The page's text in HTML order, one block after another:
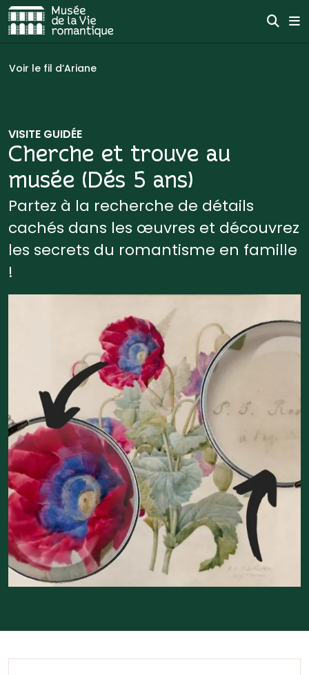
Aller au contenu
Vous êtes ici :
Voir le fil d’Ariane
VISITE GUIDÉE
Cherche et trouve au
musée (Dés 5 ans)
Partez à la recherche de détails
cachés dans les œuvres et découvrez
les secrets du romantisme en famille
!